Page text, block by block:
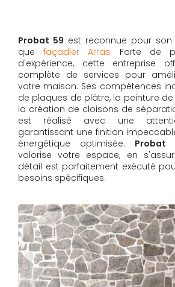
Probat 59 est reconnue pour
que façadier Arras. Forte de
d'expérience, cette entreprise
complète de services pour
votre maison. Ses compétences
de plaques de plâtre, la peinture
la création de cloisons de
est réalisé avec une
garantissant une finition
énergétique optimisée. Probat
valorise votre espace, en
détail est parfaitement exécuté
besoins spécifiques.